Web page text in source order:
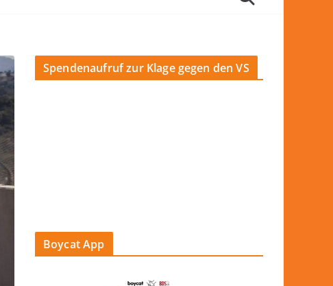
Spendenaufruf zur Klage gegen den VS
Boycat App